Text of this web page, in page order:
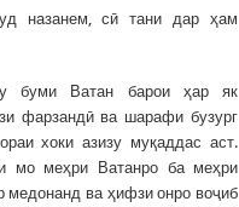
назанем, сӣ тани дар ҳам
буми Ватан барои ҳар як
фарзандӣ ва шарафи бузург
хоки азизу муқаддас аст.
мо меҳри Ватанро ба меҳри
медонанд ва ҳифзи онро воҷиб